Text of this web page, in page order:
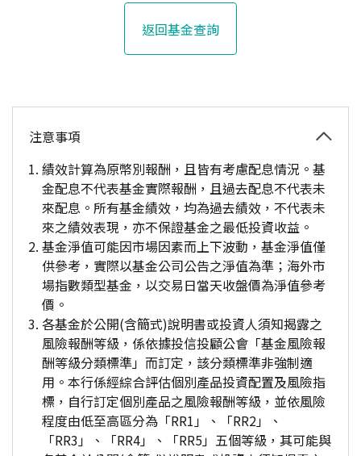
返回基金查詢
注意事項
績效計算為原幣別報酬，且皆有考慮配息情況。基
金配息不代表基金實際報酬，且過去配息不代表未
來配息。所有基金績效，均為過去績效，不代表未
來之績效表現，亦不保證基金之最低投資收益。
基金淨值可能因市場因素而上下波動，基金淨值僅
供參考，實際以基金公司公告之淨值為準；海外市
場指數類型基金，以交易日當天收盤價為淨值參考
價。
各基金於公開(含簡式)說明書或投資人須知揭露之
風險報酬等級，係依據投信投顧公會「基金風險報
酬等級分類標準」而訂定，該分類標準非強制適
用。本行係經綜合評估個別產品投資配置及風險指
標，自行訂定個別產品之風險報酬等級，並依風險
程度由低至高區分為「RR1」、「RR2」、
「RR3」、「RR4」、「RR5」五個等級，其可能與